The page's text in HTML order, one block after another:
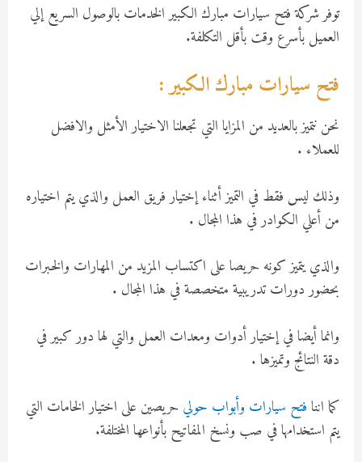
توفر شركة فتح سيارات مبارك الكبير الخدمات بالوصول السريع إلي
العميل بأسرع وقت بأقل التكلفة.
فتح سيارات مبارك الكبير :
نحن نتميز بالعديد من المزايا التي تجعلنا الاختيار الأمثل والافضل
للعملاء .
وذلك ليس فقط في التميز أثناء إختيار فريق العمل والذي يتم اختياره
من أعلي الكوادر في هذا المجال .
والذي يتميز كونه حريصا على اكتساب المزيد من المهارات والخبرات
بحضور دورات تدريبية متخصصة في هذا المجال .
وانما أيضا في إختيار أدوات ومعدات العمل والتي لها دور كبير في
دقة النتائج وتميزها .
كما اننافتح سيارات وأبواب حوليحريصين على اختيار الخامات التي
يتم استخدامها في صب ونسخ المفاتيح بأنواعها المختلفة.